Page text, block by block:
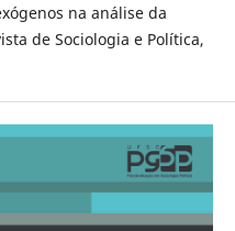
na análise da
de Sociologia e Política,